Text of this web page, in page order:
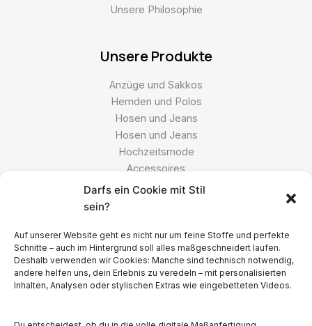
Darfs ein Cookie mit Stil
sein?
Auf unserer Website geht es nicht nur um feine Stoffe und perfekte
Schnitte – auch im Hintergrund soll alles maßgeschneidert laufen.
Deshalb verwenden wir Cookies: Manche sind technisch notwendig,
andere helfen uns, dein Erlebnis zu veredeln – mit personalisierten
Inhalten, Analysen oder stylischen Extras wie eingebetteten Videos.
Unsere Philosophie
Unsere Produkte
Anzüge und Sakkos
Hemden und Polos
Hosen und Jeans
Hosen und Jeans
Hochzeitsmode
Accessoires
FAQs
Kontakt
Datenschutzerklärung